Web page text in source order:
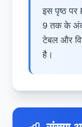
इस पृष्ठ
9 तक के अंक
टेबल और
है।